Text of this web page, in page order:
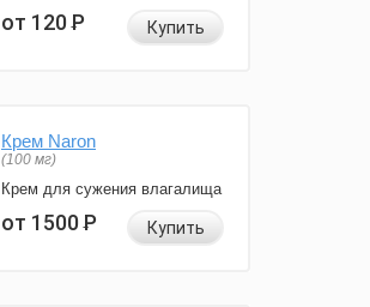
от 120Р Купить
Крем Naron
(100 мг)
Крем для сужения влагалища
от 1500Р Купить